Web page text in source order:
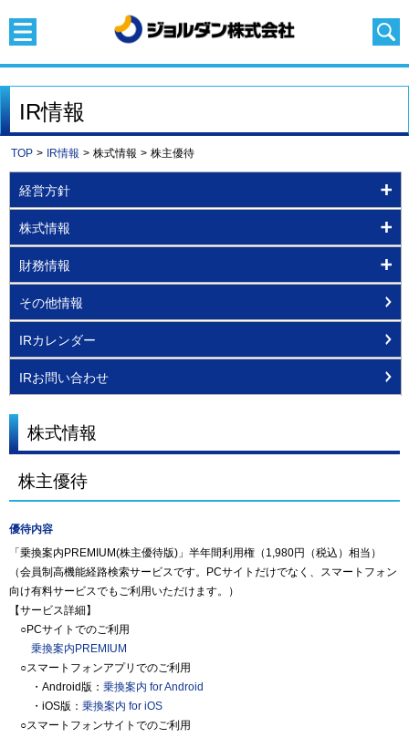
IR情報
TOP > IR情報 > 株式情報 > 株主優待
経営方針
株式情報
財務情報
その他情報
IRカレンダー
IRお問い合わせ
株式情報
株主優待
優待内容
「乗換案内PREMIUM(株主優待版)」半年間利用権（1,980円（税込）相当）
（会員制高機能経路検索サービスです。PCサイトだけでなく、スマートフォン
向け有料サービスでもご利用いただけます。）
【サービス詳細】
○PCサイトでのご利用
乗換案内PREMIUM
○スマートフォンアプリでのご利用
・Android版： 乗換案内 for Android
・iOS版： 乗換案内 for iOS
○スマートフォンサイトでのご利用